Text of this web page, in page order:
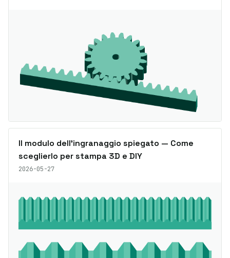
Il modulo dell’ingranaggio spiegato — Come
sceglierlo per stampa 3D e DIY
2026-05-27